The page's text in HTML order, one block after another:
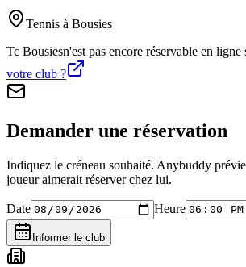
Tennis à Bousies
Tc Bousiesn'est pas encore réservable en
votre club ?
Demander une réservation
Indiquez le créneau souhaité. Anybuddy
joueur aimerait réserver chez lui.
Date Heure
Informer le club